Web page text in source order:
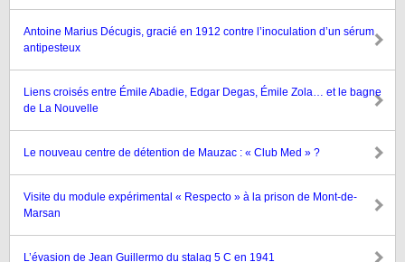
Antoine Marius Décugis, gracié en 1912 contre l’inoculation d’un sérum
antipesteux
Liens croisés entre Émile Abadie, Edgar Degas, Émile Zola… et le bagne
de La Nouvelle
Le nouveau centre de détention de Mauzac : « Club Med » ?
Visite du module expérimental « Respecto » à la prison de Mont-de-
Marsan
L’évasion de Jean Guillermo du stalag 5 C en 1941